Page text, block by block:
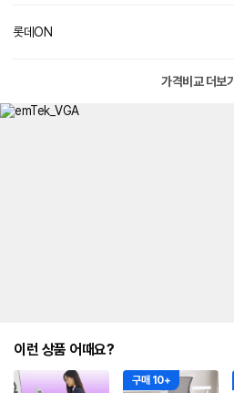
롯데ON
가격비교 더보기
이런 상품 어때요?
구매 10+